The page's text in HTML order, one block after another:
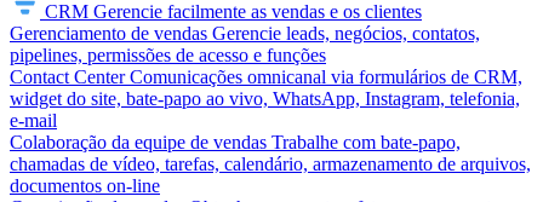
CRM Gerencie facilmente as vendas e os clientes
Gerenciamento de vendas Gerencie leads, negócios, contatos,
pipelines, permissões de acesso e funções
Contact Center Comunicações omnicanal via formulários de CRM,
widget do site, bate-papo ao vivo, WhatsApp, Instagram, telefonia,
e-mail
Colaboração da equipe de vendas Trabalhe com bate-papo,
chamadas de vídeo, tarefas, calendário, armazenamento de arquivos,
documentos on-line